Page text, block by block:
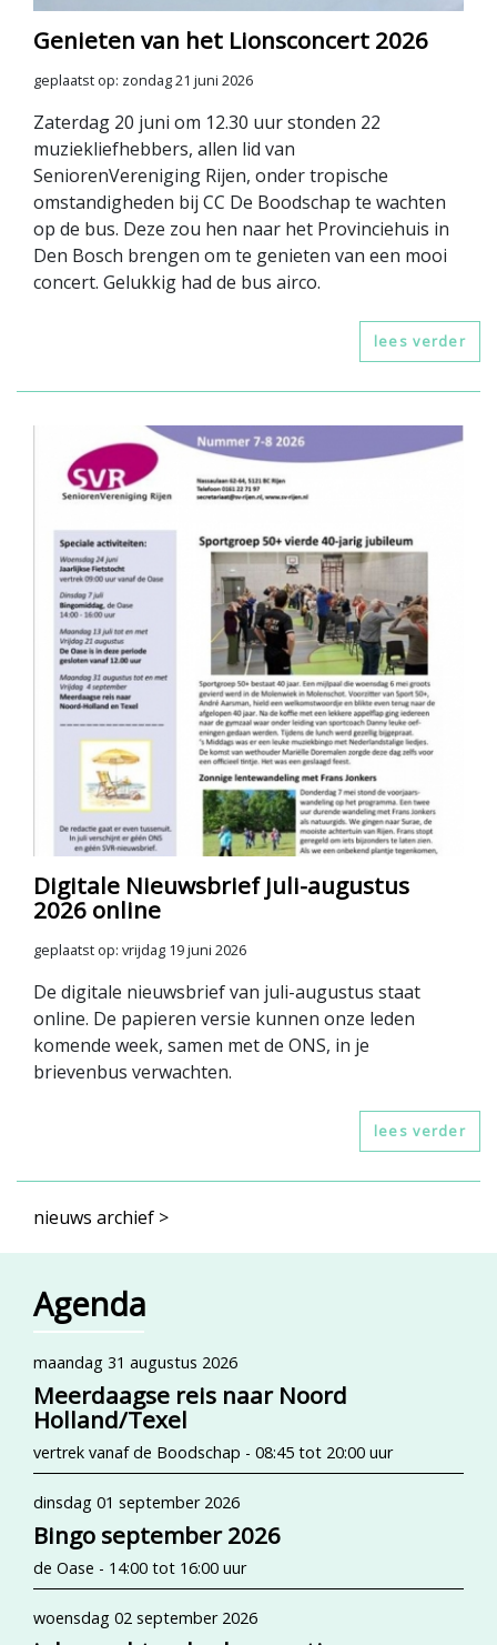
Agenda
maandag 31 augustus 2026
Meerdaagse reis naar Noord
Holland/Texel
vertrek vanaf de Boodschap - 08:45 tot 20:00 uur
dinsdag 01 september 2026
Bingo september 2026
de Oase - 14:00 tot 16:00 uur
woensdag 02 september 2026
Genieten van het Lionsconcert 2026
geplaatst op: zondag 21 juni 2026
Zaterdag 20 juni om 12.30 uur stonden 22
muziekliefhebbers, allen lid van
SeniorenVereniging Rijen, onder tropische
omstandigheden bij CC De Boodschap te wachten
op de bus. Deze zou hen naar het Provinciehuis in
Den Bosch brengen om te genieten van een mooi
concert. Gelukkig had de bus airco.
lees verder
Digitale Nieuwsbrief juli-augustus
2026 online
geplaatst op: vrijdag 19 juni 2026
De digitale nieuwsbrief van juli-augustus staat
online. De papieren versie kunnen onze leden
komende week, samen met de ONS, in je
brievenbus verwachten.
lees verder
nieuws archief >